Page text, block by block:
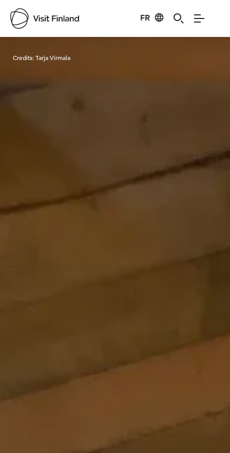
FR
Credits:Tarja Virmala